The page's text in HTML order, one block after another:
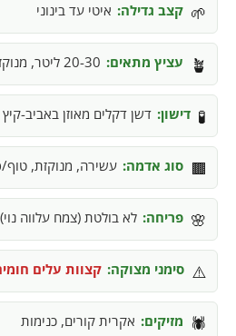
🌱 קצב גדילה: איטי עד בינוני
🪴 עציץ מתאים: 20-30 ליטר, מנוקז
🧪 דישון: דשן דקלים מאוזן באביב-קיץ
🟫 סוג אדמה: עשירה, מנוקזת, טוף/
🌸 פריחה: לא בולטת (צמח עלווה נוי)
⚠️ סימני מצוקה: קצוות עלים
🕷️ מזיקים: אקרית קורים, כנימות